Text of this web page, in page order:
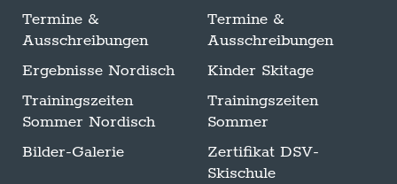
Termine &
Ausschreibungen
Ergebnisse Nordisch
Trainingszeiten
Sommer Nordisch
Bilder-Galerie
Termine &
Ausschreibungen
Kinder Skitage
Trainingszeiten
Sommer
Zertifikat DSV-
Skischule